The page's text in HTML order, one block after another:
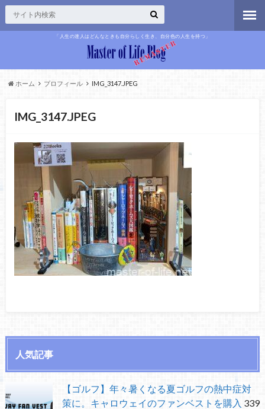
「人生の達人はどんなときも自分らしく生き、自分色の人生を持つ」
ホーム プロフィール IMG_3147.JPEG
IMG_3147.JPEG
人気記事
【ゴルフ】年々暑くなる夏ゴルフの熱中症対
策に。キャロウェイのファンベストを購入 339